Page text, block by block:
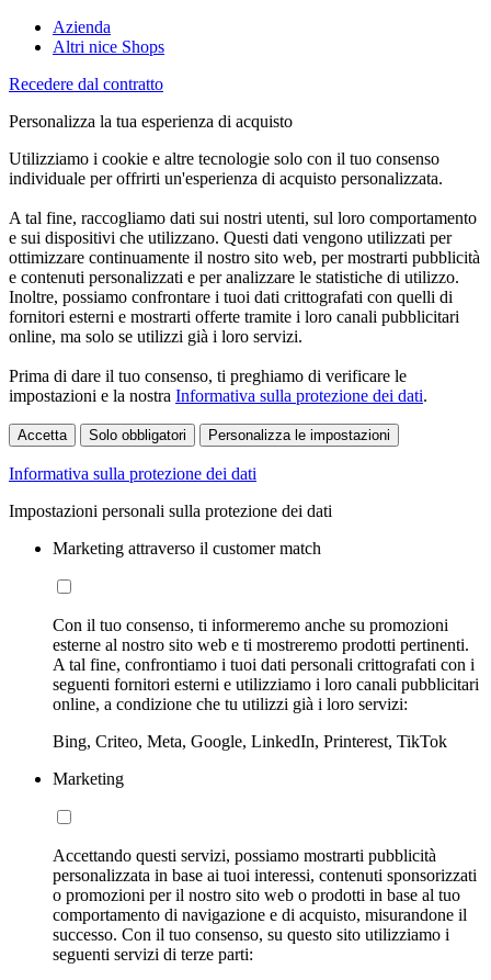
Azienda
Altri nice Shops
Recedere dal contratto
Personalizza la tua esperienza di acquisto
Utilizziamo i cookie e altre tecnologie solo con il tuo consenso
individuale per offrirti un'esperienza di acquisto personalizzata.
A tal fine, raccogliamo dati sui nostri utenti, sul loro comportamento
e sui dispositivi che utilizzano. Questi dati vengono utilizzati per
ottimizzare continuamente il nostro sito web, per mostrarti pubblicità
e contenuti personalizzati e per analizzare le statistiche di utilizzo.
Inoltre, possiamo confrontare i tuoi dati crittografati con quelli di
fornitori esterni e mostrarti offerte tramite i loro canali pubblicitari
online, ma solo se utilizzi già i loro servizi.
Prima di dare il tuo consenso, ti preghiamo di verificare le
impostazioni e la nostra Informativa sulla protezione dei dati.
Accetta Solo obbligatori Personalizza le impostazioni
Informativa sulla protezione dei dati
Impostazioni personali sulla protezione dei dati
Marketing attraverso il customer match
Con il tuo consenso, ti informeremo anche su promozioni
esterne al nostro sito web e ti mostreremo prodotti pertinenti.
A tal fine, confrontiamo i tuoi dati personali crittografati con i
seguenti fornitori esterni e utilizziamo i loro canali pubblicitari
online, a condizione che tu utilizzi già i loro servizi:
Bing, Criteo, Meta, Google, LinkedIn, Printerest, TikTok
Marketing
Accettando questi servizi, possiamo mostrarti pubblicità
personalizzata in base ai tuoi interessi, contenuti sponsorizzati
o promozioni per il nostro sito web o prodotti in base al tuo
comportamento di navigazione e di acquisto, misurandone il
successo. Con il tuo consenso, su questo sito utilizziamo i
seguenti servizi di terze parti: